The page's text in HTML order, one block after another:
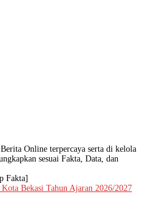
Online terpercaya serta di kelola
sesuai Fakta, Data, dan
Fakta]
Bekasi Tahun Ajaran 2026/2027